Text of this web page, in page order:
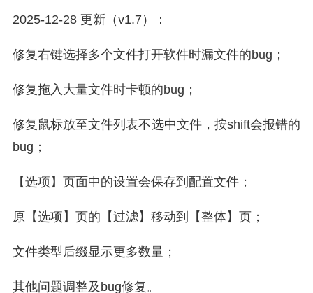
2025-12-28 更新（v1.7）：
修复右键选择多个文件打开软件时漏文件的bug；
修复拖入大量文件时卡顿的bug；
修复鼠标放至文件列表不选中文件，按shift会报错的
bug；
【选项】页面中的设置会保存到配置文件；
原【选项】页的【过滤】移动到【整体】页；
文件类型后缀显示更多数量；
其他问题调整及bug修复。